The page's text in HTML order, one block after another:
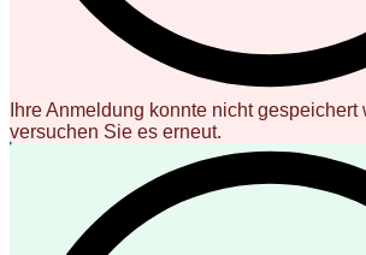
Ihre Anmeldung konnte nicht gespeichert
versuchen Sie es erneut.